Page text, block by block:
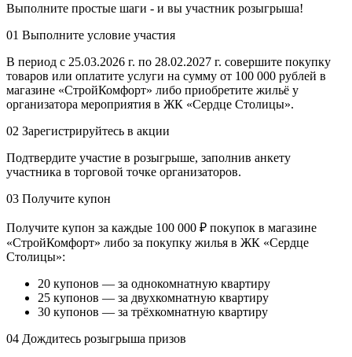
Выполните простые шаги - и вы участник розыгрыша!
01 Выполните условие участия
В период с 25.03.2026 г. по 28.02.2027 г. совершите покупку
товаров или оплатите услуги на сумму от 100 000 рублей в
магазине «СтройКомфорт» либо приобретите жильё у
организатора мероприятия в ЖК «Сердце Столицы».
02 Зарегистрируйтесь в акции
Подтвердите участие в розыгрыше, заполнив анкету
участника в торговой точке организаторов.
03 Получите купон
Получите купон за каждые 100 000 ₽ покупок в магазине
«СтройКомфорт» либо за покупку жилья в ЖК «Сердце
Столицы»:
20 купонов — за однокомнатную квартиру
25 купонов — за двухкомнатную квартиру
30 купонов — за трёхкомнатную квартиру
04 Дождитесь розыгрыша призов